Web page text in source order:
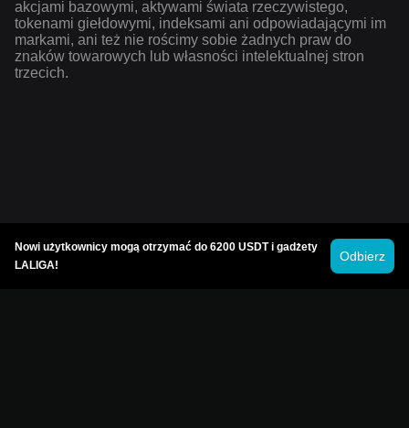
akcjami bazowymi, aktywami świata rzeczywistego,
tokenami giełdowymi, indeksami ani odpowiadającymi im
markami, ani też nie rościmy sobie żadnych praw do
znaków towarowych lub własności intelektualnej stron
trzecich.
Nowi użytkownicy mogą otrzymać do 6200 USDT i gadżety
LALIGA!
Odbierz